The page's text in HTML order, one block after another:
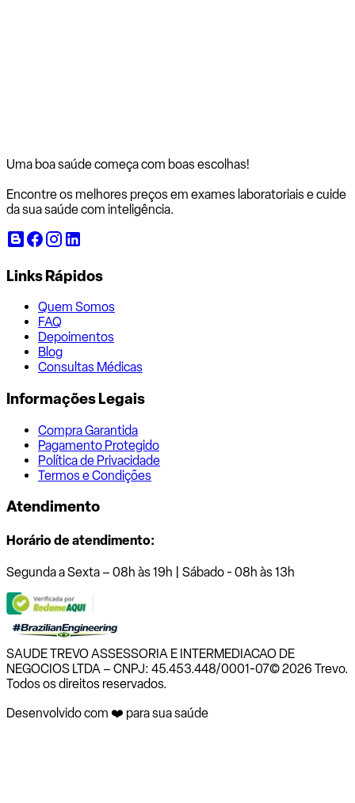
Uma boa saúde começa com boas escolhas!
Encontre os melhores preços em exames laboratoriais e cuide
da sua saúde com inteligência.
Links Rápidos
Quem Somos
FAQ
Depoimentos
Blog
Consultas Médicas
Informações Legais
Compra Garantida
Pagamento Protegido
Política de Privacidade
Termos e Condições
Atendimento
Horário de atendimento:
Segunda a Sexta – 08h às 19h | Sábado - 08h às 13h
SAUDE TREVO ASSESSORIA E INTERMEDIACAO DE
NEGOCIOS LTDA – CNPJ: 45.453.448/0001-07© 2026 Trevo.
Todos os direitos reservados.
Desenvolvido com ❤️ para sua saúde